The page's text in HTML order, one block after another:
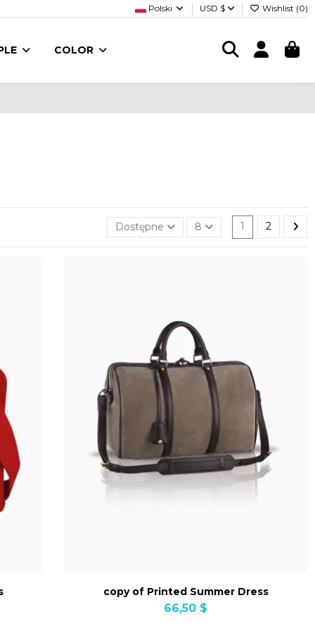
Polski USD $ Wishlist (0)
COLOR
Dostępne 8 1 2
copy of Printed Summer Dress
66,50 $